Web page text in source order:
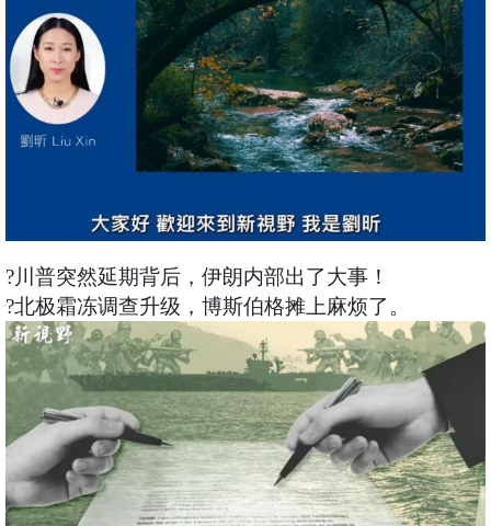
?川普突然延期背后，伊朗内部出了大事！
?北极霜冻调查升级，博斯伯格摊上麻烦了。